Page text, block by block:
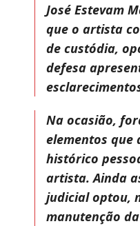
José Estevam
que o artista
de custódia,
defesa
Na ocasião,
elementos que
histórico
artista. Ainda
judicial optou,
manutenção